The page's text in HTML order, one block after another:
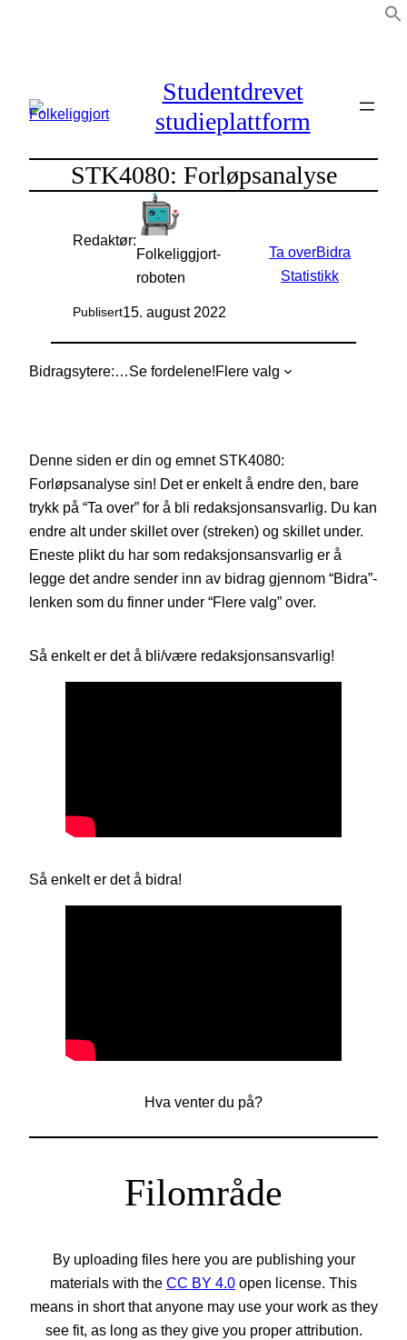
Studentdrevet
studieplattform
STK4080: Forløpsanalyse
Redaktør:
Folkeliggjort-
roboten
Publisert15. august 2022
Ta overBidra
Statistikk
Bidragsytere: Se fordelene!Flere valg
Denne siden er din og emnet STK4080:
Forløpsanalyse sin! Det er enkelt å endre den, bare
trykk på “Ta over” for å bli redaksjonsansvarlig. Du kan
endre alt under skillet over (streken) og skillet under.
Eneste plikt du har som redaksjonsansvarlig er å
legge det andre sender inn av bidrag gjennom “Bidra”-
lenken som du finner under “Flere valg” over.
Så enkelt er det å bli/være redaksjonsansvarlig!
Så enkelt er det å bidra!
Hva venter du på?
Filområde
By uploading files here you are publishing your
materials with the CC BY 4.0 open license. This
means in short that anyone may use your work as they
see fit, as long as they give you proper attribution.